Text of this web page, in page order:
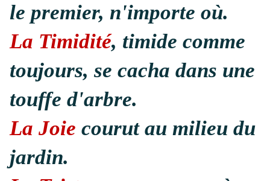
le premier, n'importe où.
La Timidité, timide comme
toujours, se cacha dans une
touffe d'arbre.
La Joie courut au milieu du
jardin.